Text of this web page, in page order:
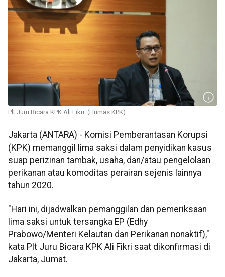
Plt Juru Bicara KPK Ali Fikri. (Humas KPK)
Jakarta (ANTARA) - Komisi Pemberantasan Korupsi
(KPK) memanggil lima saksi dalam penyidikan kasus
suap perizinan tambak, usaha, dan/atau pengelolaan
perikanan atau komoditas perairan sejenis lainnya
tahun 2020.
"Hari ini, dijadwalkan pemanggilan dan pemeriksaan
lima saksi untuk tersangka EP (Edhy
Prabowo/Menteri Kelautan dan Perikanan nonaktif),"
kata Plt Juru Bicara KPK Ali Fikri saat dikonfirmasi di
Jakarta, Jumat.